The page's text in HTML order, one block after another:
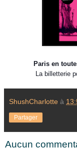
Paris en
La billetterie
ShushCharlotte à
Partager
Aucun